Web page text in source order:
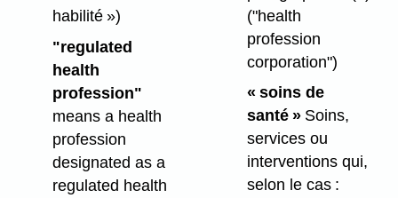
habilité »)
"regulated
health
profession"
means a health
profession
designated as a
regulated health
("health
profession
corporation")
« soins de
santé »Soins,
services ou
interventions qui,
selon le cas :